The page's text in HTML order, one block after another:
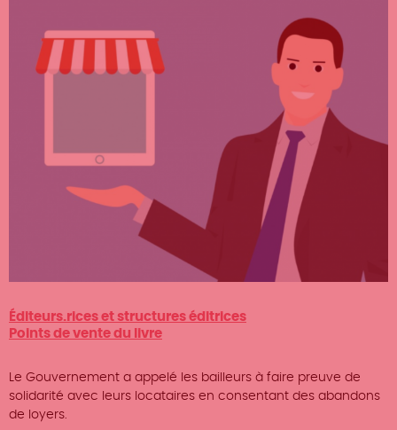
Métiers
Éditeurs.rices et structures éditrices
Points de vente du livre
Le Gouvernement a appelé les bailleurs à faire preuve de
solidarité avec leurs locataires en consentant des abandons
de loyers.